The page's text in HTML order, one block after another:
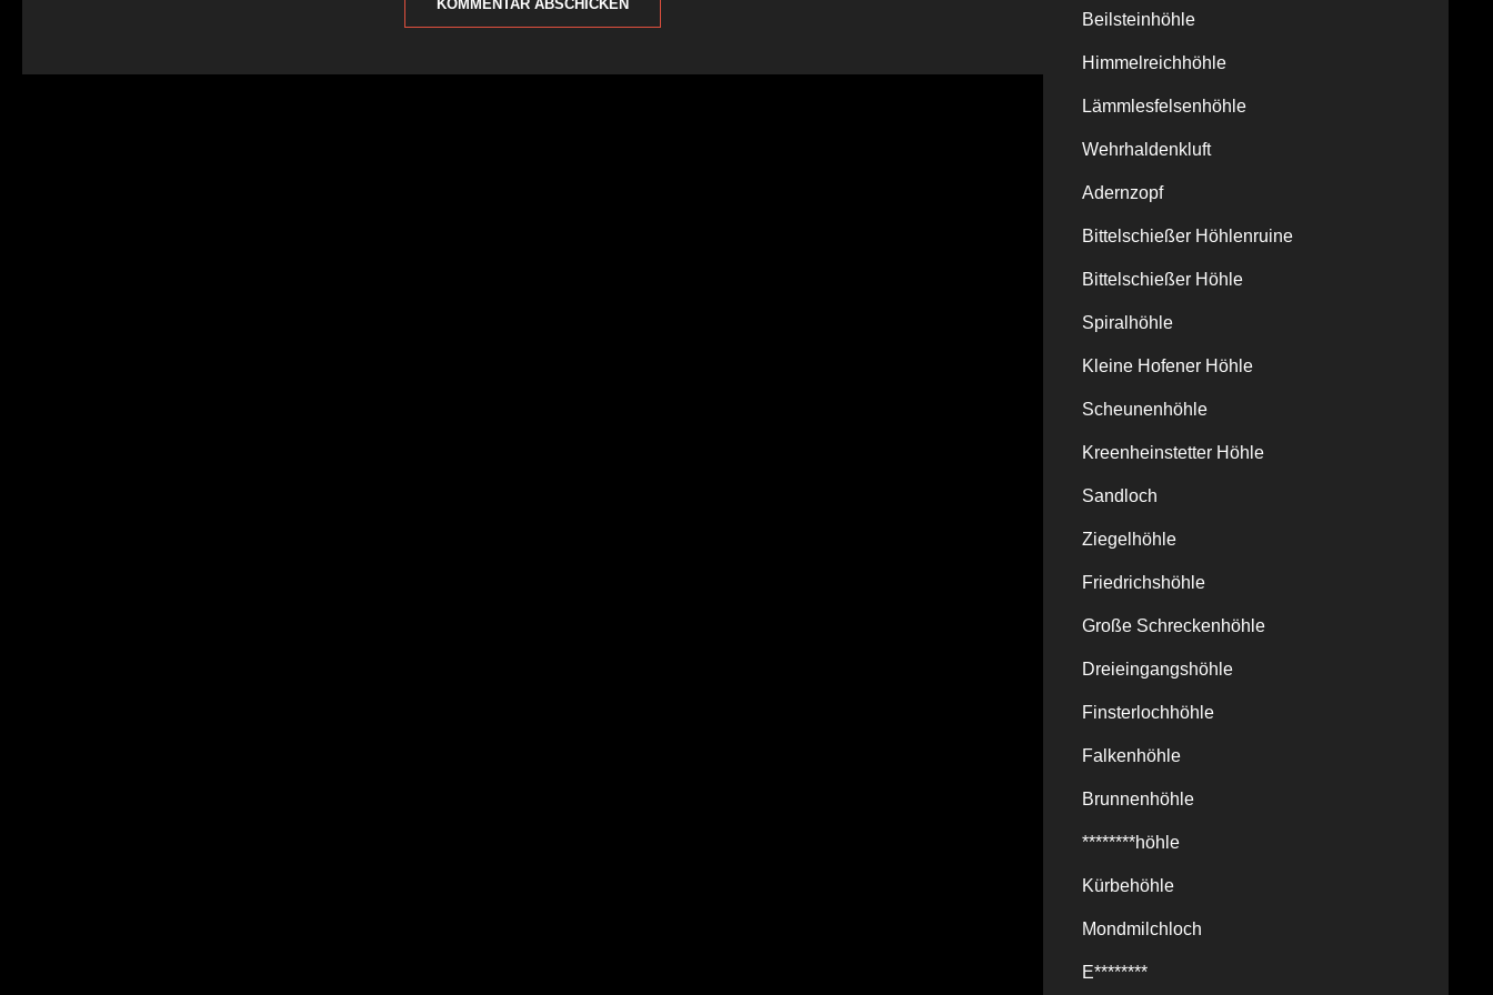
Beilsteinhöhle
Himmelreichhöhle
Lämmlesfelsenhöhle
Wehrhaldenkluft
Adernzopf
Bittelschießer Höhlenruine
Bittelschießer Höhle
Spiralhöhle
Kleine Hofener Höhle
Scheunenhöhle
Kreenheinstetter Höhle
Sandloch
Ziegelhöhle
Friedrichshöhle
Große Schreckenhöhle
Dreieingangshöhle
Finsterlochhöhle
Falkenhöhle
Brunnenhöhle
********höhle
Kürbehöhle
Mondmilchloch
E********